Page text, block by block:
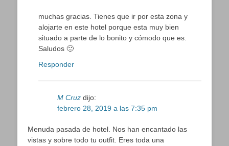
muchas gracias. Tienes que ir por esta zona y
alojarte en este hotel porque esta muy bien
situado a parte de lo bonito y cómodo que es.
Saludos 🙂
Responder
M Cruz dijo:
febrero 28, 2019 a las 7:35 pm
Menuda pasada de hotel. Nos han encantado las
vistas y sobre todo tu outfit. Eres toda una